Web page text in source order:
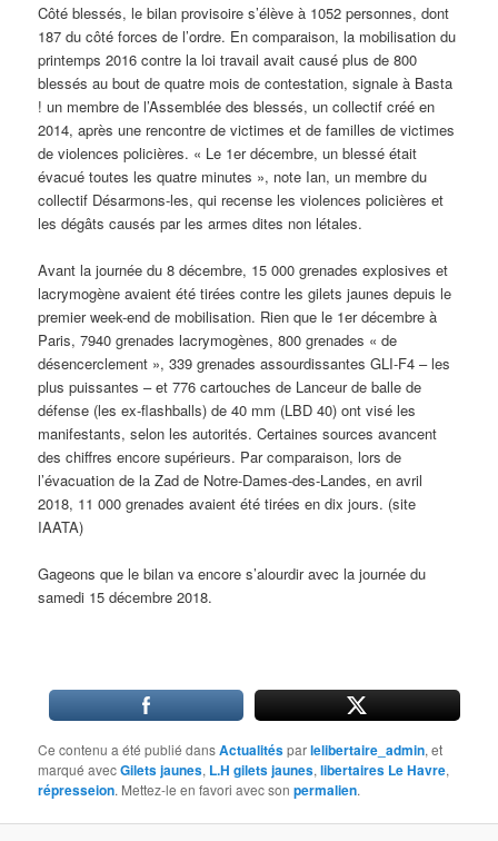
Côté blessés, le bilan provisoire s’élève à 1052 personnes, dont
187 du côté forces de l’ordre. En comparaison, la mobilisation du
printemps 2016 contre la loi travail avait causé plus de 800
blessés au bout de quatre mois de contestation, signale à Basta
! un membre de l’Assemblée des blessés, un collectif créé en
2014, après une rencontre de victimes et de familles de victimes
de violences policières. « Le 1er décembre, un blessé était
évacué toutes les quatre minutes », note Ian, un membre du
collectif Désarmons-les, qui recense les violences policières et
les dégâts causés par les armes dites non létales.
Avant la journée du 8 décembre, 15 000 grenades explosives et
lacrymogène avaient été tirées contre les gilets jaunes depuis le
premier week-end de mobilisation. Rien que le 1er décembre à
Paris, 7940 grenades lacrymogènes, 800 grenades « de
désencerclement », 339 grenades assourdissantes GLI-F4 – les
plus puissantes – et 776 cartouches de Lanceur de balle de
défense (les ex-flashballs) de 40 mm (LBD 40) ont visé les
manifestants, selon les autorités. Certaines sources avancent
des chiffres encore supérieurs. Par comparaison, lors de
l’évacuation de la Zad de Notre-Dames-des-Landes, en avril
2018, 11 000 grenades avaient été tirées en dix jours. (site
IAATA)
Gageons que le bilan va encore s’alourdir avec la journée du
samedi 15 décembre 2018.
Ce contenu a été publié dansActualitésparlelibertaire_admin, et
marqué avecGilets jaunes, L.H gilets jaunes,libertaires Le Havre,
répresseion. Mettez-le en favori avec sonpermalien.